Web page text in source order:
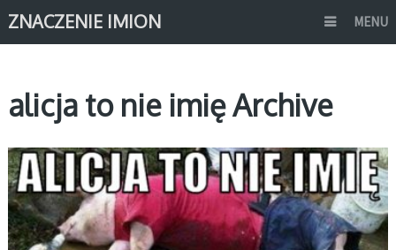
ZNACZENIE IMION MENU
alicja to nie imię Archive
MEMY IMIONA